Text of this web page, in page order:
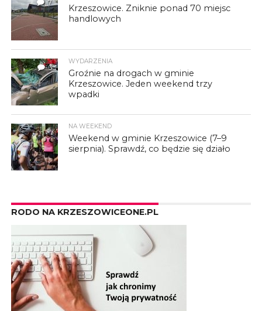
7
Krzeszowice. Zniknie ponad 70 miejsc
handlowych
3
WYDARZENIA
Groźnie na drogach w gminie
Krzeszowice. Jeden weekend trzy
wpadki
NA WEEKEND
Weekend w gminie Krzeszowice (7–9
sierpnia). Sprawdź, co będzie się działo
RODO NA KRZESZOWICEONE.PL